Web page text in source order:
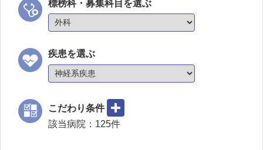
標榜科・募集科目を選ぶ
疾患を選ぶ
こだわり条件
該当病院： 125件